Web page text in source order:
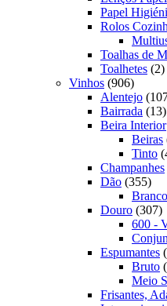
Papel
Rolos
Toalhas de
Toalhetes 22
Vinhos 906906
Alentejo
Bairrada 1313
Beira Interior
Beiras
Tinto
Champanhes
Dão 355355
Branco
Douro 307
600 -
Espumantes
Bruto
Meio
Frisantes,